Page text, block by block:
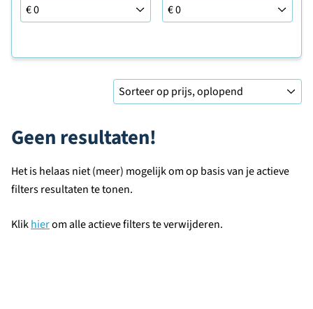
Leaseprijs tot
Geen resultaten!
Het is helaas niet (meer) mogelijk om op basis van je actieve
filters resultaten te tonen.
Klikhierom alle actieve filters te verwijderen.